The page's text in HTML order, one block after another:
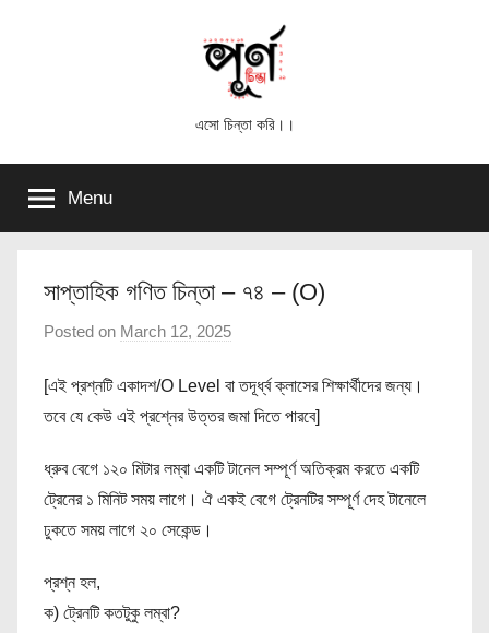
চিন্তা
এসো চিন্তা করি।।
Menu
সাপ্তাহিক গণিত চিন্তা – ৭৪ – (O)
Posted on March 12, 2025
পূ
র্ণ
ন্তা
[এই প্রশ্নটি একাদশ/O Level বা তদূর্ধ্ব ক্লাসের শিক্ষার্থীদের জন্য।
তবে যে কেউ এই প্রশ্নের উত্তর জমা দিতে পারবে]
ধ্রুব বেগে ১২০ মিটার লম্বা একটি টানেল সম্পূর্ণ অতিক্রম করতে একটি
ট্রেনের ১ মিনিট সময় লাগে। ঐ একই বেগে ট্রেনটির সম্পূর্ণ দেহ টানেলে
ঢুকতে সময় লাগে ২০ সেকেন্ড।
প্রশ্ন হল,
ক) ট্রেনটি কতটুকু লম্বা?